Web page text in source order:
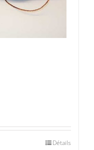
Détails